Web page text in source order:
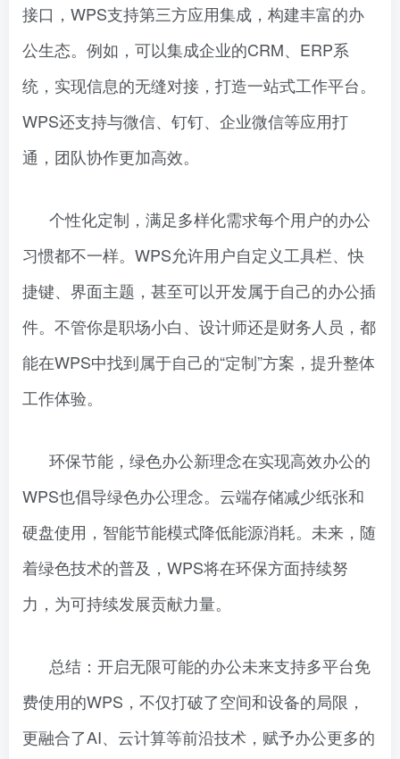
接口，WPS支持第三方应用集成，构建丰富的办
公生态。例如，可以集成企业的CRM、ERP系
统，实现信息的无缝对接，打造一站式工作平台。
WPS还支持与微信、钉钉、企业微信等应用打
通，团队协作更加高效。
个性化定制，满足多样化需求每个用户的办公
习惯都不一样。WPS允许用户自定义工具栏、快
捷键、界面主题，甚至可以开发属于自己的办公插
件。不管你是职场小白、设计师还是财务人员，都
能在WPS中找到属于自己的“定制”方案，提升整体
工作体验。
环保节能，绿色办公新理念在实现高效办公的
WPS也倡导绿色办公理念。云端存储减少纸张和
硬盘使用，智能节能模式降低能源消耗。未来，随
着绿色技术的普及，WPS将在环保方面持续努
力，为可持续发展贡献力量。
总结：开启无限可能的办公未来支持多平台免
费使用的WPS，不仅打破了空间和设备的局限，
更融合了AI、云计算等前沿技术，赋予办公更多的